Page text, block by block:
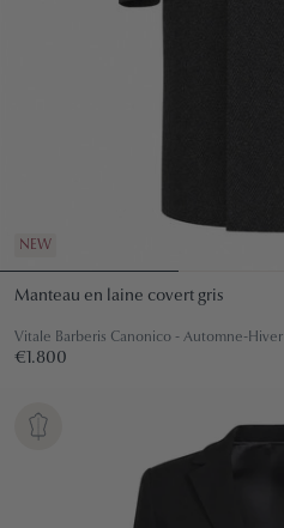
NEW
Manteau en laine covert gris
Vitale Barberis Canonico - Automne-Hiver
Prix
€1.800